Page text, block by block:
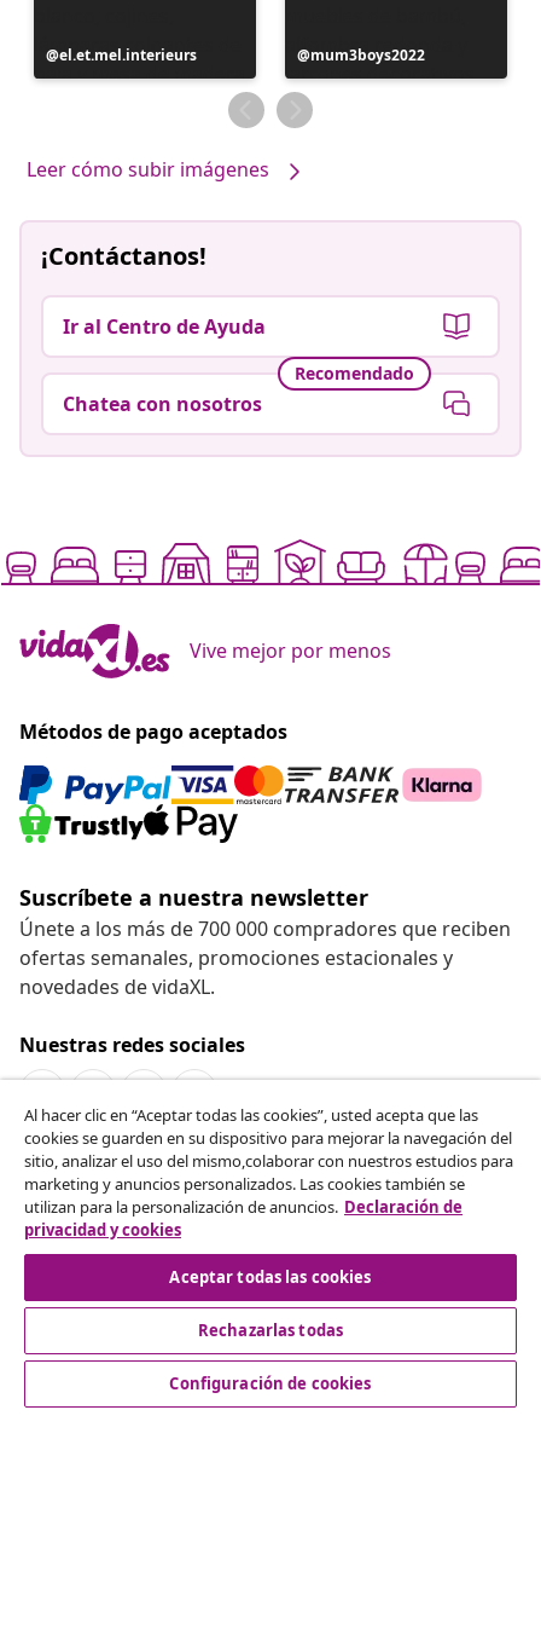
Publicación
realizada
el.et.mel.interieurs
Publicación
realizada
por
mum3boys2022
Leer cómo subir imágenes
¡Contáctanos!
Ir al Centro de Ayuda
Recomendado
Chatea con nosotros
Vive mejor por menos
Métodos de pago aceptados
Suscríbete a nuestra newsletter
Únete a los más de 700 000 compradores que reciben
ofertas semanales, promociones estacionales y
novedades de vidaXL.
Nuestras redes sociales
Desistir del contrato
Solicita la cancelación de tu pedido.
Desistir del contrato
Servicio al Cliente
Al hacer clic en “Aceptar todas las cookies”, usted acepta que las
cookies se guarden en su dispositivo para mejorar la navegación del
sitio, analizar el uso del mismo,colaborar con nuestros estudios para
marketing y anuncios personalizados. Las cookies también se
utilizan para la personalización de anuncios. Declaración de
privacidad y cookies
Aceptar todas las cookies
Rechazarlas todas
Configuración de cookies